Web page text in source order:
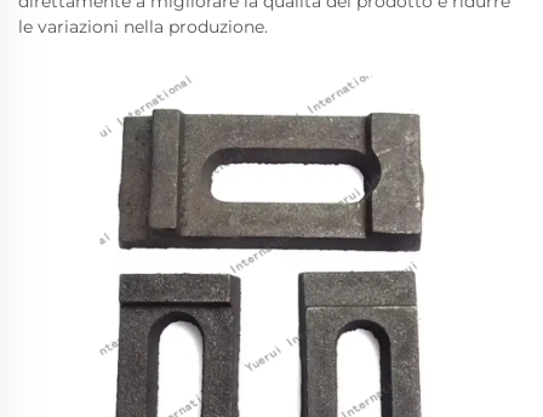
le variazioni nella produzione.